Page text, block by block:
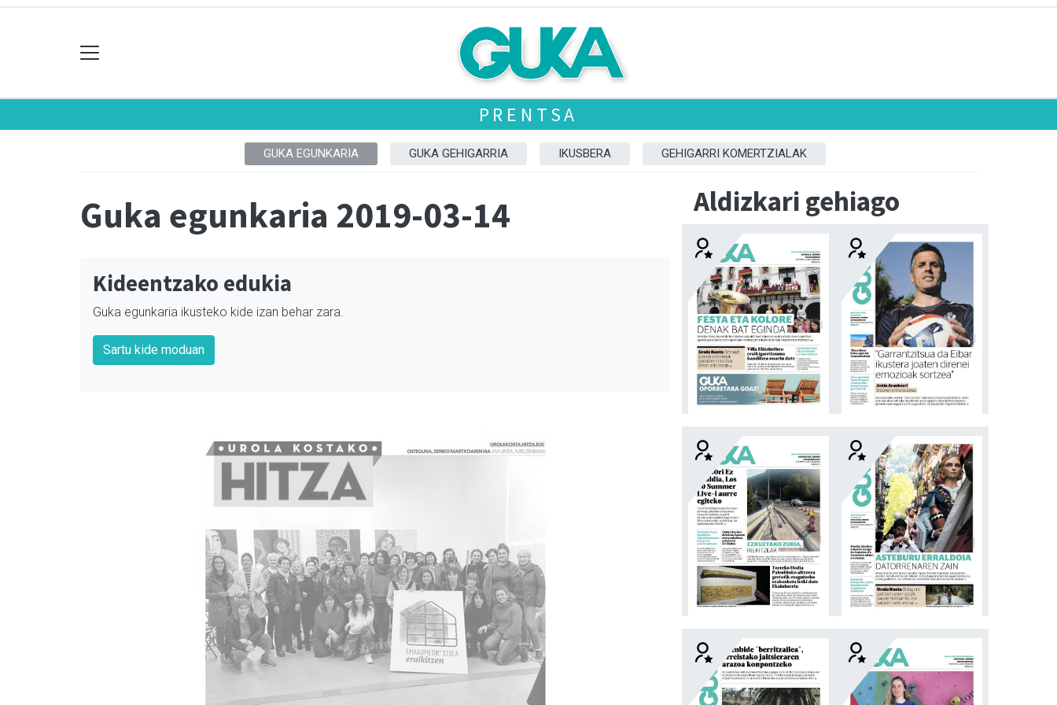
PRENTSA
GUKA EGUNKARIA GUKA GEHIGARRIA IKUSBERA GEHIGARRI KOMERTZIALAK
Guka egunkaria 2019-03-14
Kideentzako edukia
Guka egunkaria ikusteko kide izan behar zara.
Sartu kide moduan
Aldizkari gehiago